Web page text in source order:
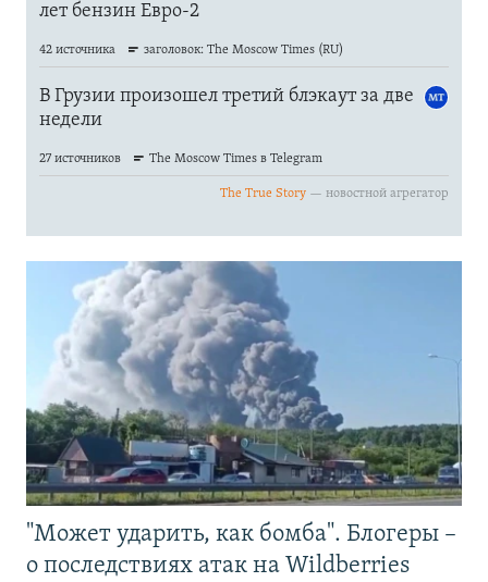
"Может ударить, как бомба". Блогеры –
о последствиях атак на Wildberries